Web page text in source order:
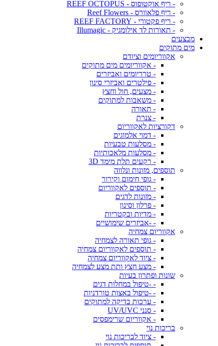
- ריף אוקטופוס - REEF OCTOPUS
- ריף פלאוורס - Reef Flowers
- ריף פקטורי - REEF FACTORY
- תאורות לד אילומגיק - Illumagic
מבצעים
מים מתוקים
אקווריומים וציודם
- אקווריומים מים מתוקים
- טרריומים ואביזרים
- פילטרים ואביזרי סינון
- מצעים, חול וחצץ
- משאבות למתוקים
- תאורה
- צנרת
דקורציות לאקווריום
- דמוי אלמוגים
- מסלעות טבעיות
- מסלעות מלאכותיות
- רקעים תלת מימד 3D
תוספים, מזונות ונלווה
- גופי חימום וקירור
- תוספים לאקווריום
- מזונות לדגים
- פרלון וסינון
- מדיות ובקטריות
- -אביזרים שימושיים
אקווריום צמחיה
- גופי תאורה לצמחיה
- תוספים לאקווריום צמחיה
- ציוד לאקווריום צמחיה
- מצע חצץ ותת מצע לצמחיה
שונות ופתרון בעיות
- -טיפול במחלות דגים
- -טיפול באצות טורדניות
- ערכות בדיקה למתוקים
- סנני UV/UVC
- אקווריום שרימפסים
בריכות נוי
- ציוד לבריכות נוי